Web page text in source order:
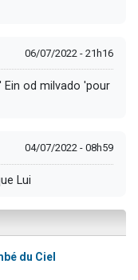
06/07/2022 - 21h16
Ein od milvado 'pour
04/07/2022 - 08h59
Lui
du Ciel